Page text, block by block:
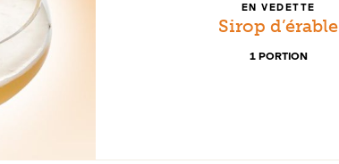
EN VEDETTE
Sirop d’érable
1 PORTION